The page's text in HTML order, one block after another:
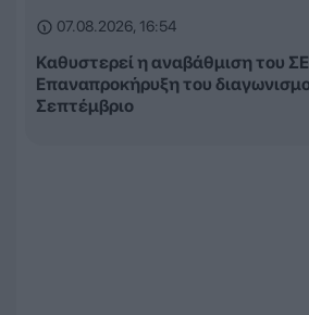
07.08.2026, 16:54
Καθυστερεί η αναβάθμιση του
Επαναπροκήρυξη του
Σεπτέμβριο